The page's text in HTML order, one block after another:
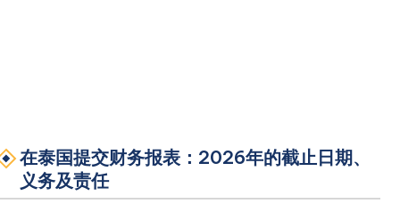
在泰国提交财务报表：2026年的截止日期、
义务及责任